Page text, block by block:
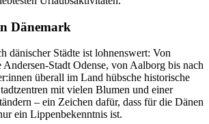
Dänemark
dänischer Städte ist lohnenswert: Von
Andersen-Stadt Odense, von Aalborg bis nach
überall im Land hübsche historische
mit vielen Blumen und einer
– ein Zeichen dafür, dass für die Dänen
ein Lippenbekenntnis ist.